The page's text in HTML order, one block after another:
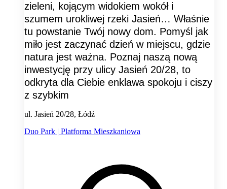
zieleni, kojącym widokiem wokół i
szumem urokliwej rzeki Jasień… Właśnie
tu powstanie Twój nowy dom. Pomyśl jak
miło jest zaczynać dzień w miejscu, gdzie
natura jest ważna. Poznaj naszą nową
inwestycję przy ulicy Jasień 20/28, to
odkryta dla Ciebie enklawa spokoju i ciszy
z szybkim
ul. Jasień 20/28, Łódź
Duo Park | Platforma Mieszkaniowa